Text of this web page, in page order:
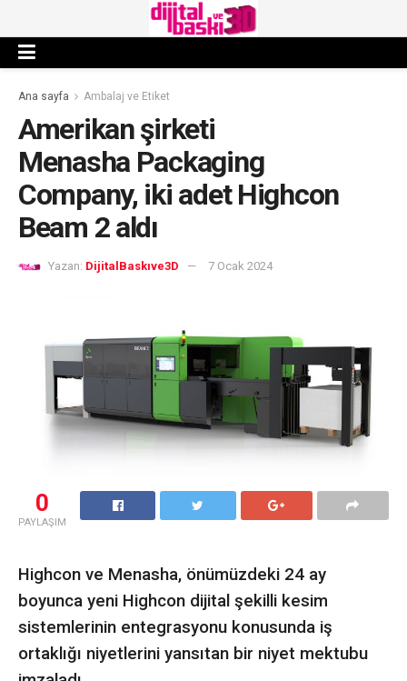
Ana sayfa Ambalaj ve Etiket
Amerikan şirketi
Menasha Packaging
Company, iki adet Highcon
Beam 2 aldı
Yazan: DijitalBaskıve3D 7 Ocak 2024
0
PAYLAŞIM
Highcon ve Menasha, önümüzdeki 24 ay
boyunca yeni Highcon dijital şekilli kesim
sistemlerinin entegrasyonu konusunda iş
ortaklığı niyetlerini yansıtan bir niyet mektubu